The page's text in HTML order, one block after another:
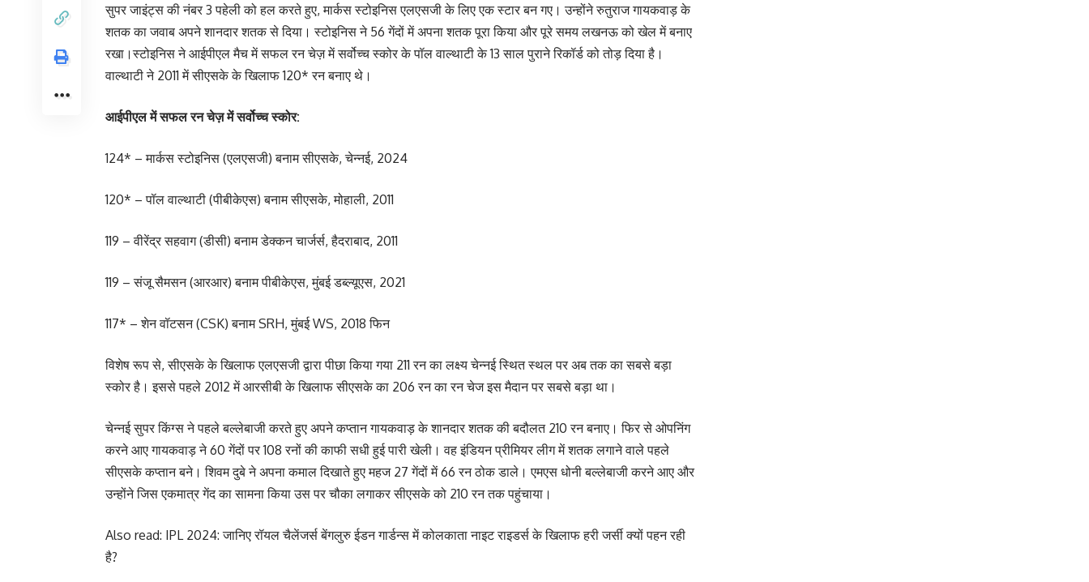
सुपर जाइंट्स की नंबर 3 पहेली को हल करते हुए, मार्कस स्टोइनिस एलएसजी के लिए एक स्टार बन गए। उन्होंने रुतुराज गायकवाड़ के
शतक का जवाब अपने शानदार शतक से दिया। स्टोइनिस ने 56 गेंदों में अपना शतक पूरा किया और पूरे समय लखनऊ को खेल में बनाए
रखा।स्टोइनिस ने आईपीएल मैच में सफल रन चेज़ में सर्वोच्च स्कोर के पॉल वाल्थाटी के 13 साल पुराने रिकॉर्ड को तोड़ दिया है।
वाल्थाटी ने 2011 में सीएसके के खिलाफ 120* रन बनाए थे।
आईपीएल में सफल रन चेज़ में सर्वोच्च स्कोर:
124* – मार्कस स्टोइनिस (एलएसजी) बनाम सीएसके, चेन्नई, 2024
120* – पॉल वाल्थाटी (पीबीकेएस) बनाम सीएसके, मोहाली, 2011
119 – वीरेंद्र सहवाग (डीसी) बनाम डेक्कन चार्जर्स, हैदराबाद, 2011
119 – संजू सैमसन (आरआर) बनाम पीबीकेएस, मुंबई डब्ल्यूएस, 2021
117* – शेन वॉटसन (CSK) बनाम SRH, मुंबई WS, 2018 फिन
विशेष रूप से, सीएसके के खिलाफ एलएसजी द्वारा पीछा किया गया 211 रन का लक्ष्य चेन्नई स्थित स्थल पर अब तक का सबसे बड़ा
स्कोर है। इससे पहले 2012 में आरसीबी के खिलाफ सीएसके का 206 रन का रन चेज इस मैदान पर सबसे बड़ा था।
चेन्नई सुपर किंग्स ने पहले बल्लेबाजी करते हुए अपने कप्तान गायकवाड़ के शानदार शतक की बदौलत 210 रन बनाए। फिर से ओपनिंग
करने आए गायकवाड़ ने 60 गेंदों पर 108 रनों की काफी सधी हुई पारी खेली। वह इंडियन प्रीमियर लीग में शतक लगाने वाले पहले
सीएसके कप्तान बने। शिवम दुबे ने अपना कमाल दिखाते हुए महज 27 गेंदों में 66 रन ठोक डाले। एमएस धोनी बल्लेबाजी करने आए और
उन्होंने जिस एकमात्र गेंद का सामना किया उस पर चौका लगाकर सीएसके को 210 रन तक पहुंचाया।
Also read: IPL 2024: जानिए रॉयल चैलेंजर्स बेंगलुरु ईडन गार्डन्स में कोलकाता नाइट राइडर्स के खिलाफ हरी जर्सी क्यों पहन रही
है?